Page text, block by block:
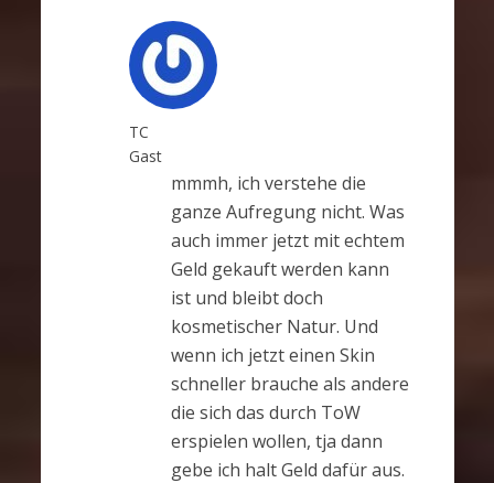
TC
Gast
mmmh, ich verstehe die
ganze Aufregung nicht. Was
auch immer jetzt mit echtem
Geld gekauft werden kann
ist und bleibt doch
kosmetischer Natur. Und
wenn ich jetzt einen Skin
schneller brauche als andere
die sich das durch ToW
erspielen wollen, tja dann
gebe ich halt Geld dafür aus.